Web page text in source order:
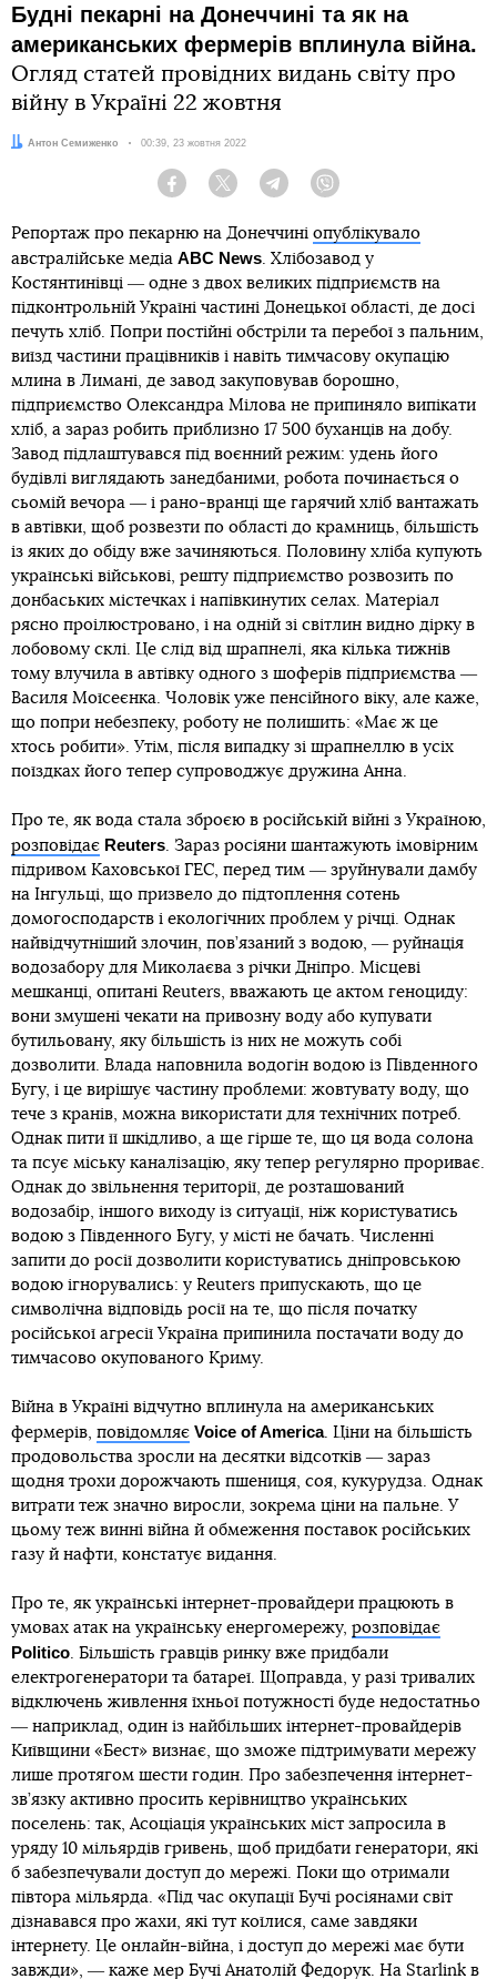
Будні пекарні на Донеччині та як на
американських фермерів вплинула війна.
Огляд статей провідних видань світу про
війну в Україні 22 жовтня
Автор:
Антон Семиженко Дата:
00:39, 23 жовтня 2022
Facebook Twitter Telegram
Репортаж про пекарню на Донеччині опублікувало
австралійське медіа ABC News. Хлібозавод у
Костянтинівці ― одне з двох великих підприємств на
підконтрольній Україні частині Донецької області, де досі
печуть хліб. Попри постійні обстріли та перебої з пальним,
виїзд частини працівників і навіть тимчасову окупацію
млина в Лимані, де завод закуповував борошно,
підприємство Олександра Мілова не припиняло випікати
хліб, а зараз робить приблизно 17 500 буханців на добу.
Завод підлаштувався під воєнний режим: удень його
будівлі виглядають занедбаними, робота починається о
сьомій вечора ― і рано-вранці ще гарячий хліб вантажать
в автівки, щоб розвезти по області до крамниць, більшість
із яких до обіду вже зачиняються. Половину хліба купують
українські військові, решту підприємство розвозить по
донбаських містечках і напівкинутих селах. Матеріал
рясно проілюстровано, і на одній зі світлин видно дірку в
лобовому склі. Це слід від шрапнелі, яка кілька тижнів
тому влучила в автівку одного з шоферів підприємства ―
Василя Моїсеєнка. Чоловік уже пенсійного віку, але каже,
що попри небезпеку, роботу не полишить: «Має ж це
хтось робити». Утім, після випадку зі шрапнеллю в усіх
поїздках його тепер супроводжує дружина Анна.
Про те, як вода стала зброєю в російській війні з Україною,
розповідає Reuters. Зараз росіяни шантажують імовірним
підривом Каховської ГЕС, перед тим ― зруйнували дамбу
на Інгульці, що призвело до підтоплення сотень
домогосподарств і екологічних проблем у річці. Однак
найвідчутніший злочин, пов’язаний з водою, ― руйнація
водозабору для Миколаєва з річки Дніпро. Місцеві
мешканці, опитані Reuters, вважають це актом геноциду:
вони змушені чекати на привозну воду або купувати
бутильовану, яку більшість із них не можуть собі
дозволити. Влада наповнила водогін водою із Південного
Бугу, і це вирішує частину проблеми: жовтувату воду, що
тече з кранів, можна використати для технічних потреб.
Однак пити її шкідливо, а ще гірше те, що ця вода солона
та псує міську каналізацію, яку тепер регулярно прориває.
Однак до звільнення території, де розташований
водозабір, іншого виходу із ситуації, ніж користуватись
водою з Південного Бугу, у місті не бачать. Численні
запити до росії дозволити користуватись дніпровською
водою ігнорувались: у Reuters припускають, що це
символічна відповідь росії на те, що після початку
російської агресії Україна припинила постачати воду до
тимчасово окупованого Криму.
Війна в Україні відчутно вплинула на американських
фермерів, повідомляє Voice of America. Ціни на більшість
продовольства зросли на десятки відсотків ― зараз
щодня трохи дорожчають пшениця, соя, кукурудза. Однак
витрати теж значно виросли, зокрема ціни на пальне. У
цьому теж винні війна й обмеження поставок російських
газу й нафти, констатує видання.
Про те, як українські інтернет-провайдери працюють в
умовах атак на українську енергомережу, розповідає
Politico. Більшість гравців ринку вже придбали
електрогенератори та батареї. Щоправда, у разі тривалих
відключень живлення їхньої потужності буде недостатньо
― наприклад, один із найбільших інтернет-провайдерів
Київщини «Бест» визнає, що зможе підтримувати мережу
лише протягом шести годин. Про забезпечення інтернет-
зв’язку активно просить керівництво українських
поселень: так, Асоціація українських міст запросила в
уряду 10 мільярдів гривень, щоб придбати генератори, які
б забезпечували доступ до мережі. Поки що отримали
півтора мільярда. «Під час окупації Бучі росіянами світ
дізнавався про жахи, які тут коїлися, саме завдяки
інтернету. Це онлайн-війна, і доступ до мережі має бути
завжди», ― каже мер Бучі Анатолій Федорук. На Starlink в